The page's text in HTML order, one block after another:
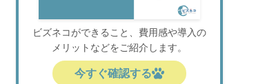
ビズネコができること、費用感や導入の
メリットなどをご紹介します。
今すぐ確認する